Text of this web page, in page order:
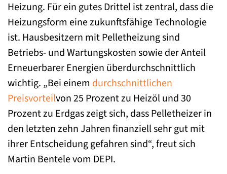
Heizung. Für ein gutes Drittel ist zentral, dass die
Heizungsform eine zukunftsfähige Technologie
ist. Hausbesitzern mit Pelletheizung sind
Betriebs- und Wartungskosten sowie der Anteil
Erneuerbarer Energien überdurchschnittlich
wichtig. „Bei einem durchschnittlichen
Preisvorteilvon 25 Prozent zu Heizöl und 30
Prozent zu Erdgas zeigt sich, dass Pelletheizer in
den letzten zehn Jahren finanziell sehr gut mit
ihrer Entscheidung gefahren sind“, freut sich
Martin Bentele vom DEPI.